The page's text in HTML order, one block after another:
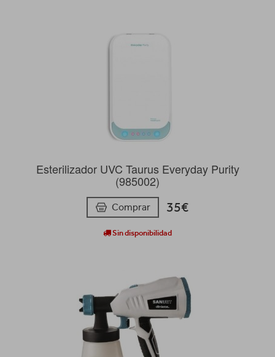
Esterilizador UVC Taurus Everyday Purity
(985002)
Comprar 35€
Sin disponibilidad